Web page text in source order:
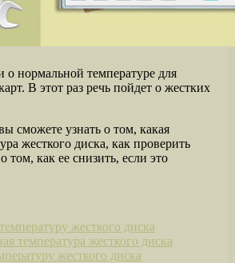
нормальной температуре для
В этот раз речь пойдет о жестких
сможете узнать о том, какая
жесткого диска, как проверить
том, как ее снизить, если это
жесткого диска
температура жесткого диска
жесткого диска